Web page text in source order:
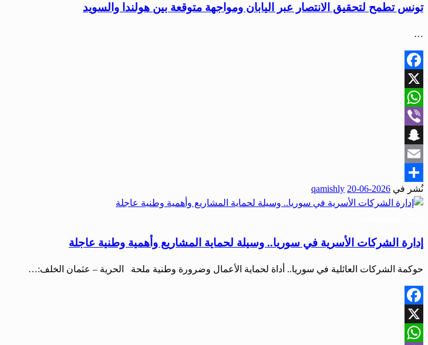
تونس تطمح لتحقيق الانتصار عبر اليابان ومواجهة متوقعة بين هولندا والسويد
…
Facebook
X
WhatsApp
Viber
Snapchat
Email
Share
نُشر في 2026-06-20
qamishly
إدارة الشركات الأسرية في سوريا.. وسيلة لحماية المشاريع وأهمية وطنية عاجلة
حوكمة الشركات العائلية في سوريا.. أداة لحماية الأعمال وضرورة وطنية ملحة الحرية – عثمان الخلف:…
Facebook
X